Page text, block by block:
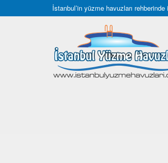
İstanbul’in yüzme havuzları